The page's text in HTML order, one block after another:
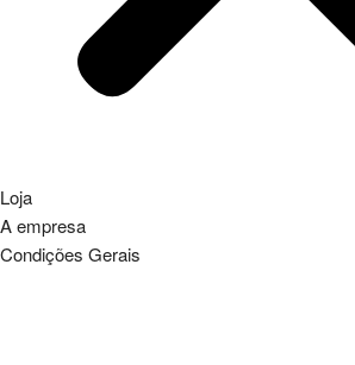
Loja
A empresa
Condições Gerais